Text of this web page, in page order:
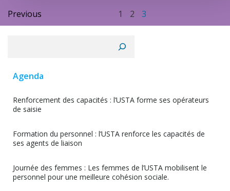
Posts
navigation
Previous Posts
navigation
Page
1 Page
2 Page
3
Agenda
Renforcement des capacités : l’USTA forme ses opérateurs
de saisie
Formation du personnel : l’USTA renforce les capacités de
ses agents de liaison
Journée des femmes : Les femmes de l’USTA mobilisent le
personnel pour une meilleure cohésion sociale.